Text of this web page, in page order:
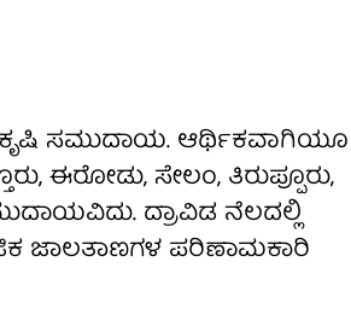
ಕೃಷಿ ಸಮುದಾಯ. ಆರ್ಥಿಕವಾಗಿಯೂ
ಈರೋಡು, ಸೇಲಂ, ತಿರುಪ್ಪೂರು,
ದ್ರಾವಿಡ ನೆಲದಲ್ಲಿ
ಜಾಲತಾಣಗಳ ಪರಿಣಾಮಕಾರಿ